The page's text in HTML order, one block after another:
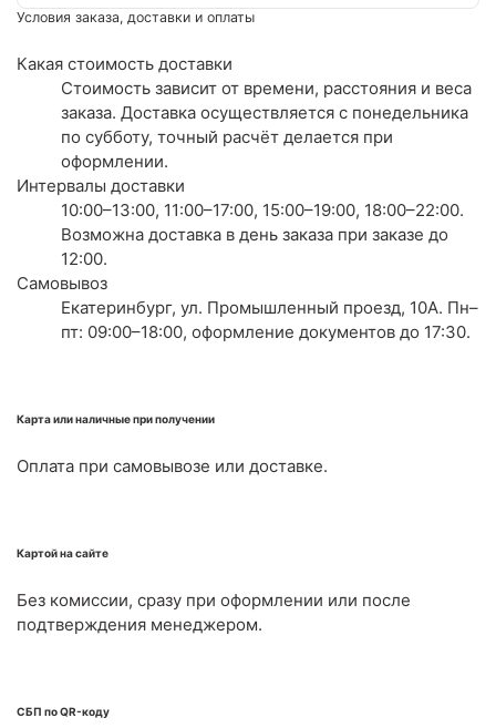
Условия заказа, доставки и оплаты
Какая стоимость доставки
Стоимость зависит от времени, расстояния и веса
заказа. Доставка осуществляется с понедельника
по субботу, точный расчёт делается при
оформлении.
Интервалы доставки
10:00–13:00, 11:00–17:00, 15:00–19:00, 18:00–22:00.
Возможна доставка в день заказа при заказе до
12:00.
Самовывоз
Екатеринбург, ул. Промышленный проезд, 10А. Пн–
пт: 09:00–18:00, оформление документов до 17:30.
Карта или наличные при получении
Оплата при самовывозе или доставке.
Картой на сайте
Без комиссии, сразу при оформлении или после
подтверждения менеджером.
СБП по QR-коду